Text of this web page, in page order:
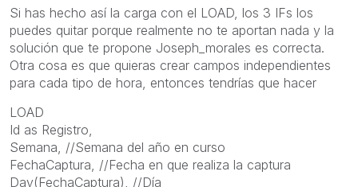
Si has hecho así la carga con el LOAD, los 3 IFs los
puedes quitar porque realmente no te aportan nada y la
solución que te propone Joseph_morales es correcta.
Otra cosa es que quieras crear campos independientes
para cada tipo de hora, entonces tendrías que hacer
LOAD
Id as Registro,
Semana, //Semana del año en curso
FechaCaptura, //Fecha en que realiza la captura
Day(FechaCaptura), //Día